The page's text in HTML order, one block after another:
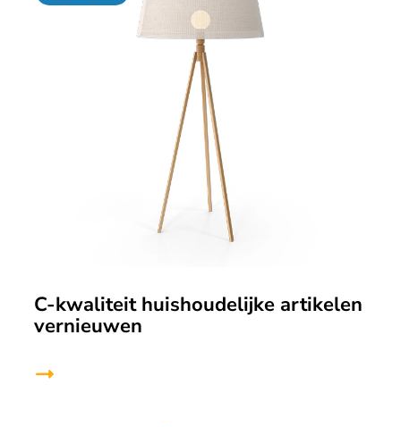
C-kwaliteit huishoudelijke artikelen
vernieuwen